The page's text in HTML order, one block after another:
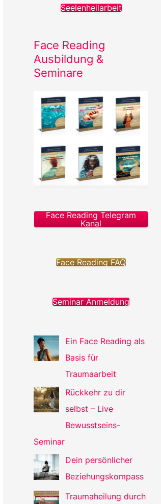
c
h
Seelenheilarbeit
Face Reading
Ausbildung &
Seminare
Face Reading Telegram
Kanal
Face Reading FAQ
Seminar Anmeldung
Ein Face Reading als
Basis für
Traumaarbeit
Rückkehr zu dir
selbst – Live
Bewusstseins-
Seminar
Dein persönlicher
Beziehungskompass
Traumaheilung durch